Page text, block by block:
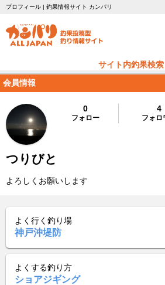
プロフィール | 釣果情報サイト カンパリ
サイト内釣果検索
会員情報
0
フォロー
4
フォロ
つりびと
よろしくお願いします
よく行く釣り場
神戸沖堤防
よくする釣り方
ショアジギング